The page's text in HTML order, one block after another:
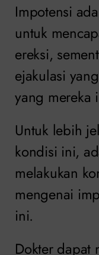
Impotensi
untuk
ereksi,
ejakulasi
yang mereka
Untuk lebih
kondisi ini,
melakukan
mengenai
ini.
Dokter dapat